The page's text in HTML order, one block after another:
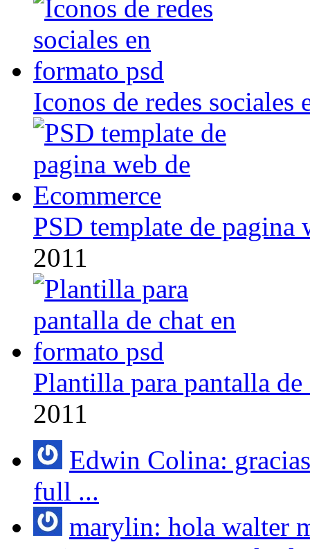
Iconos de redes sociales
PSD template de pagina
2011
Plantilla para pantalla
2011
Edwin Colina:
full ...
marylin: hola walter